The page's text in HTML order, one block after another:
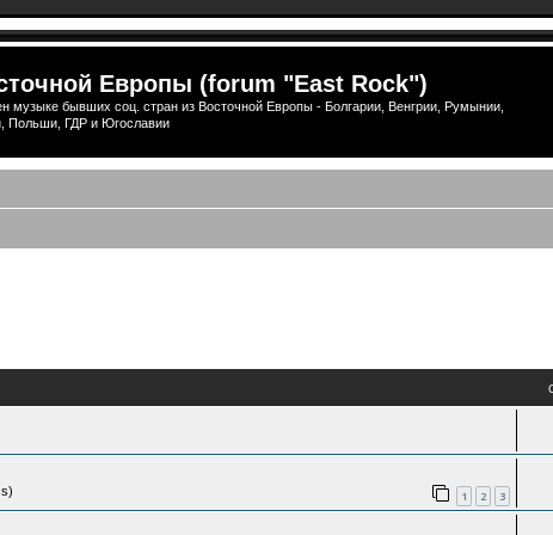
Европы (forum "East Rock")
музыке бывших соц. стран из Восточной Европы - Болгарии, Венгрии, Румынии,
Польши, ГДР и Югославии
1 2 3